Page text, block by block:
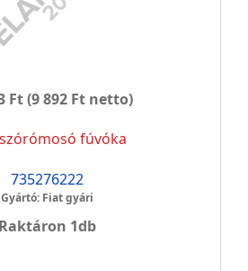
Ft(9 892 Ft netto)
fúvóka
735276222
Gyártó: Fiat gyári
Raktáron 1db